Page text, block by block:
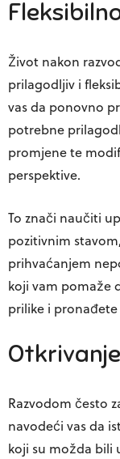
Život nakon
prilagodljiv i
vas da ponovno
potrebne
promjene te
perspektive.
To znači naučiti
pozitivnim
prihvaćanjem
koji vam pomaže
prilike i
Razvodom često
navodeći vas da
koji su možda bili